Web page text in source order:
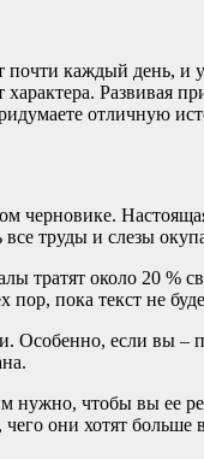
каждый день, и
Развивая
отличную
черновике.
труды и слезы
тратят около 20 %
пока текст не
Особенно, если вы
нужно, чтобы вы
они хотят